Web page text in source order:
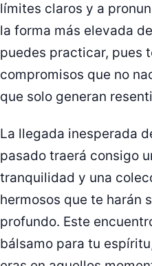
límites claros y a
la forma más elevada
puedes practicar, pues
compromisos que no
que solo generan
La llegada inesperada
pasado traerá consigo
tranquilidad y una
hermosos que te harán
profundo. Este
bálsamo para tu